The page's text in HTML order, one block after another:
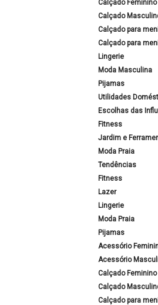
Calçado Feminino
Calçado
Calçado para
Calçado para
Lingerie
Moda Masculina
Pijamas
Utilidades
Escolhas das
Fitness
Jardim e
Moda Praia
Tendências
Fitness
Lazer
Lingerie
Moda Praia
Pijamas
Acessório
Acessório
Calçado Feminino
Calçado
Calçado para